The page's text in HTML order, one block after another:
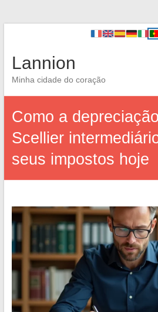
Lannion
Minha cidade do coração
Como a
Scellier
seus impostos hoje